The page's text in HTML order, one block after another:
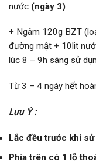
nước (ngày 3)
+ Ngâm 120g BZT
đường mật + 10lit
lúc 8 – 9h sáng sử
Từ 3 – 4 ngày hết
Lưu Ý :
Lắc đều trước khi
Phía trên có 1 lỗ